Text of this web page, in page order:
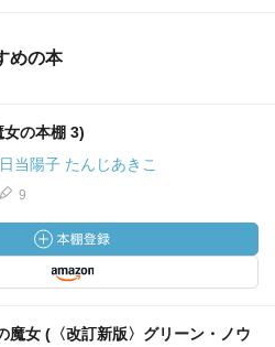
めの本
女の本棚 3)
当陽子 たんじあきこ
9
魔女 (〈改訂新版〉グリーン・ノウ